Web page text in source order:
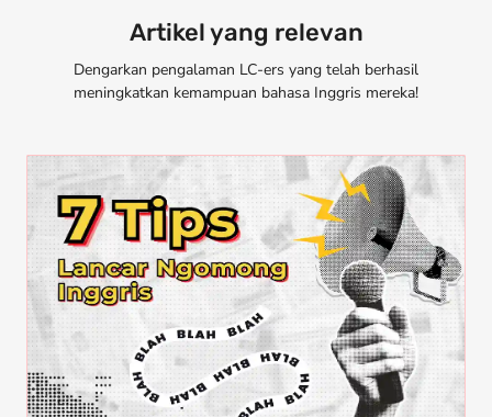
Artikel yang relevan
Dengarkan pengalaman LC-ers yang telah berhasil
meningkatkan kemampuan bahasa Inggris mereka!